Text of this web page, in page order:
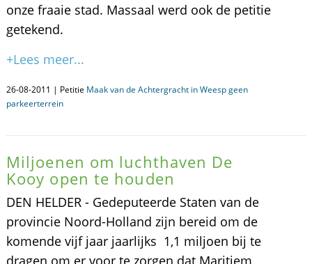
onze fraaie stad. Massaal werd ook de petitie
getekend.
+Lees meer...
26-08-2011 | Petitie Maak van de Achtergracht in Weesp geen
parkeerterrein
Miljoenen om luchthaven De
Kooy open te houden
DEN HELDER - Gedeputeerde Staten van de
provincie Noord-Holland zijn bereid om de
komende vijf jaar jaarlijks  1,1 miljoen bij te
dragen om er voor te zorgen dat Maritiem